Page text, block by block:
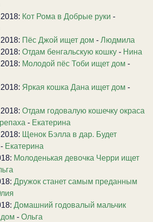
Кот Рома в Добрые руки -
Пёс Джой ищет дом - Людмила
Отдам бенгальскую кошку - Нина
Молодой пёс Тоби ищет дом -
Яркая кошка Дана ищет дом -
Отдам годовалую кошечку окраса
- Екатерина
Щенок Бэлла в дар. Будет
- Екатерина
Молоденькая девочка Черри ищет
Дружок станет самым преданным
Домашний годовалый мальчик
- Ольга